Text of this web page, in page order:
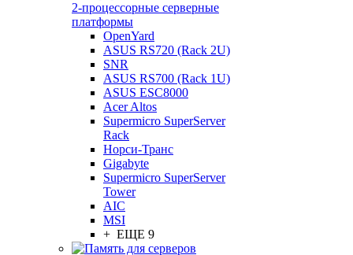
2-процессорные серверные
платформы
OpenYard
ASUS RS720 (Rack 2U)
SNR
ASUS RS700 (Rack 1U)
ASUS ESC8000
Acer Altos
Supermicro SuperServer
Rack
Норси-Транс
Gigabyte
Supermicro SuperServer
Tower
AIC
MSI
+ ЕЩЕ 9